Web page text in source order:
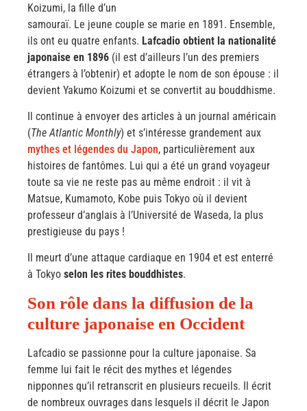
Koizumi, la fille d’un
samouraï. Le jeune couple se marie en 1891. Ensemble,
ils ont eu quatre enfants. Lafcadio obtient la nationalité
japonaise en 1896 (il est d’ailleurs l’un des premiers
étrangers à l’obtenir) et adopte le nom de son épouse : il
devient Yakumo Koizumi et se convertit au bouddhisme.
Il continue à envoyer des articles à un journal américain
(The Atlantic Monthly) et s’intéresse grandement aux
mythes et légendes du Japon, particulièrement aux
histoires de fantômes. Lui qui a été un grand voyageur
toute sa vie ne reste pas au même endroit : il vit à
Matsue, Kumamoto, Kobe puis Tokyo où il devient
professeur d’anglais à l’Université de Waseda, la plus
prestigieuse du pays !
Il meurt d’une attaque cardiaque en 1904 et est enterré
à Tokyo selon les rites bouddhistes.
Son rôle dans la diffusion de la
culture japonaise en Occident
Lafcadio se passionne pour la culture japonaise. Sa
femme lui fait le récit des mythes et légendes
nipponnes qu’il retranscrit en plusieurs recueils. Il écrit
de nombreux ouvrages dans lesquels il décrit le Japon